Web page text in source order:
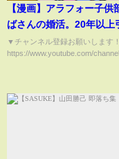
【漫画】アラフォー子供
ばさんの婚活。20年以上
もり生活…初めて実家を
【オンナのソノ】
▼チャンネル登録お願いします！
https://www.youtube.com/